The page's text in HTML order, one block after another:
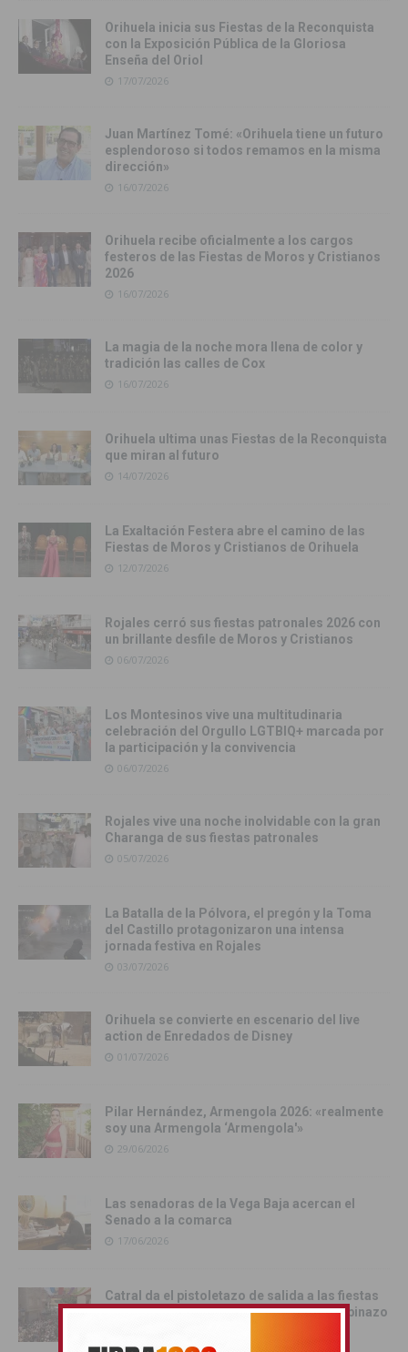
Orihuela inicia sus Fiestas de la Reconquista
con la Exposición Pública de la Gloriosa
Enseña del Oriol
17/07/2026
Juan Martínez Tomé: «Orihuela tiene un futuro
esplendoroso si todos remamos en la misma
dirección»
16/07/2026
Orihuela recibe oficialmente a los cargos
festeros de las Fiestas de Moros y Cristianos
2026
16/07/2026
La magia de la noche mora llena de color y
tradición las calles de Cox
16/07/2026
Orihuela ultima unas Fiestas de la Reconquista
que miran al futuro
14/07/2026
La Exaltación Festera abre el camino de las
Fiestas de Moros y Cristianos de Orihuela
12/07/2026
Rojales cerró sus fiestas patronales 2026 con
un brillante desfile de Moros y Cristianos
06/07/2026
Los Montesinos vive una multitudinaria
celebración del Orgullo LGTBIQ+ marcada por
la participación y la convivencia
06/07/2026
Rojales vive una noche inolvidable con la gran
Charanga de sus fiestas patronales
05/07/2026
La Batalla de la Pólvora, el pregón y la Toma
del Castillo protagonizaron una intensa
jornada festiva en Rojales
03/07/2026
Orihuela se convierte en escenario del live
action de Enredados de Disney
01/07/2026
Pilar Hernández, Armengola 2026: «realmente
soy una Armengola ‘Armengola'»
29/06/2026
Las senadoras de la Vega Baja acercan el
Senado a la comarca
17/06/2026
Catral da el pistoletazo de salida a las fiestas
de San Juan 2026 con el Festival del Chupinazo